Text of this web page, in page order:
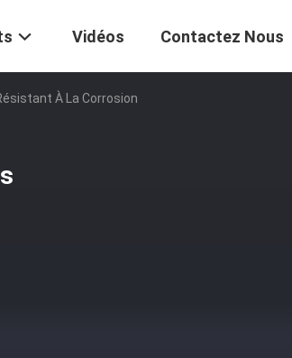
Vidéos Contactez Nous
À La Corrosion